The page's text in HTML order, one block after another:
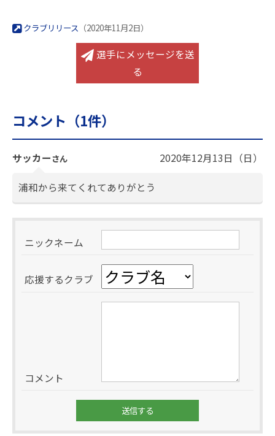
クラブリリース （2020年11月2日）
選手にメッセージを送
る
コメント（1件）
サッカー さん 2020年12月13日（日）
浦和から来てくれてありがとう
ニックネーム
応援するクラブ
コメント